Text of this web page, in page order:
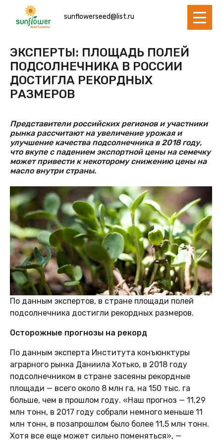
sunflowerseed@list.ru
ЭКСПЕРТЫ: ПЛОЩАДЬ ПОЛЕЙ
ПОДСОЛНЕЧНИКА В РОССИИ
ДОСТИГЛА РЕКОРДНЫХ
РАЗМЕРОВ
Представители российских регионов и участники
рынка рассчитают на увеличение урожая и
улучшение качества подсолнечника в 2018 году,
что вкупе с падением экспортной цены на семечку
может привести к некоторому снижению цены на
масло внутри страны.
По данным экспертов, в стране площади полей
подсолнечника достигли рекордных размеров.
Осторожные прогнозы на рекорд
По данным эксперта Института конъюнктуры
аграрного рынка Даниила Хотько, в 2018 году
подсолнечником в стране засеяны рекордные
площади — всего около 8 млн га, на 150 тыс. га
больше, чем в прошлом году. «Наш прогноз — 11,29
млн тонн, в 2017 году собрали немного меньше 11
млн тонн, в позапрошлом было более 11,5 млн тонн.
Хотя все еще может сильно поменяться», —